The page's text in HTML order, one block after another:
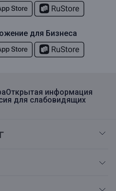
Открытая информация
для слабовидящих
для Бизнеса